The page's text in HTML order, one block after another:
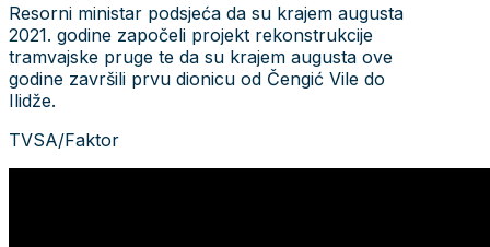
Resorni ministar podsjeća da su krajem augusta
2021. godine započeli projekt rekonstrukcije
tramvajske pruge te da su krajem augusta ove
godine završili prvu dionicu od Čengić Vile do
Ilidže.
TVSA/Faktor